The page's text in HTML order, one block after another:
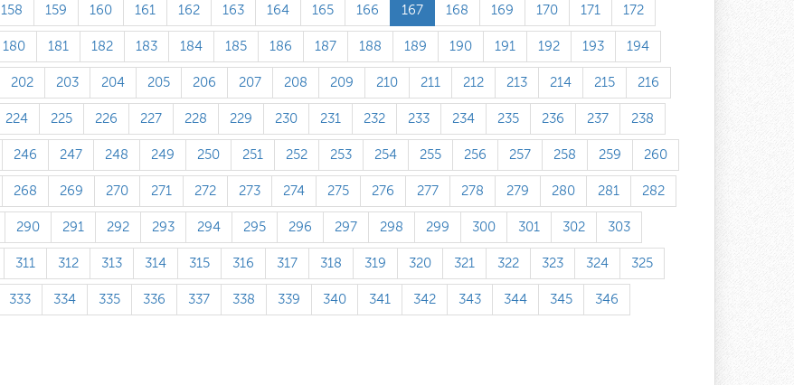
158 159 160 161 162 163 164 165 166 167 168 169 170 171 172
180 181 182 183 184 185 186 187 188 189 190 191 192 193 194
202 203 204 205 206 207 208 209 210 211 212 213 214 215 216
224 225 226 227 228 229 230 231 232 233 234 235 236 237 238
246 247 248 249 250 251 252 253 254 255 256 257 258 259 260
268 269 270 271 272 273 274 275 276 277 278 279 280 281 282
290 291 292 293 294 295 296 297 298 299 300 301 302 303
311 312 313 314 315 316 317 318 319 320 321 322 323 324 325
333 334 335 336 337 338 339 340 341 342 343 344 345 346